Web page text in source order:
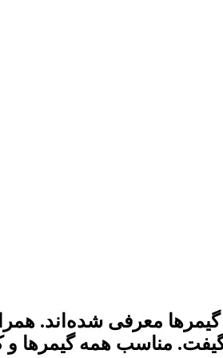
جامع، بهترین گیفت کارت‌های سال 2026
مناسب همه گیمرها و